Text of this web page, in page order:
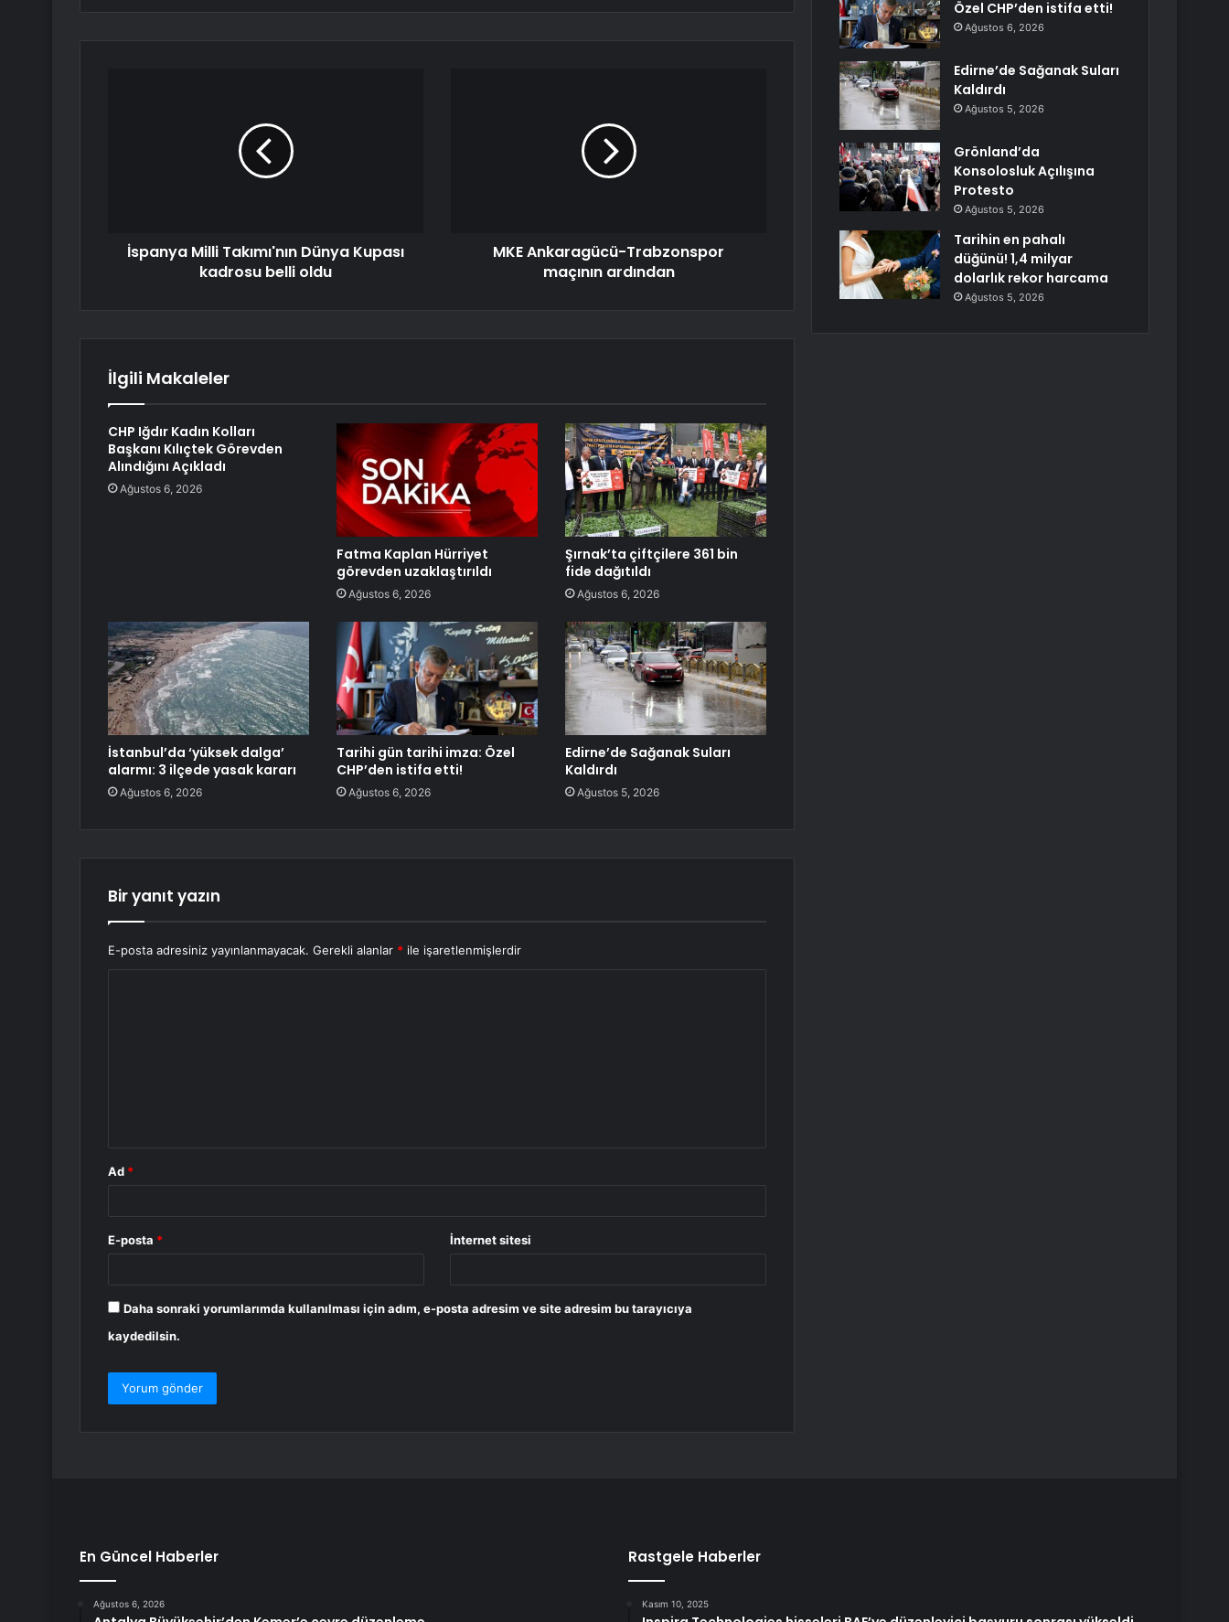
İspanya Milli Takımı'nın Dünya Kupası
kadrosu belli oldu
MKE Ankaragücü-Trabzonspor
maçının ardından
İlgili Makaleler
CHP Iğdır Kadın Kolları
Başkanı Kılıçtek Görevden
Alındığını Açıkladı
Ağustos 6, 2026
Fatma Kaplan Hürriyet
görevden uzaklaştırıldı
Ağustos 6, 2026
Şırnak’ta çiftçilere 361 bin
fide dağıtıldı
Ağustos 6, 2026
İstanbul’da ‘yüksek dalga’
alarmı: 3 ilçede yasak kararı
Ağustos 6, 2026
Tarihi gün tarihi imza: Özel
CHP’den istifa etti!
Ağustos 6, 2026
Edirne’de Sağanak Suları
Kaldırdı
Ağustos 5, 2026
Bir yanıt yazın
E-posta adresiniz yayınlanmayacak. Gerekli alanlar * ile işaretlenmişlerdir
Ad *
E-posta * İnternet sitesi
Daha sonraki yorumlarımda kullanılması için adım, e-posta adresim ve site adresim bu tarayıcıya
kaydedilsin.
Özel CHP’den istifa etti!
Ağustos 6, 2026
Edirne’de Sağanak Suları
Kaldırdı
Ağustos 5, 2026
Grönland’da
Konsolosluk Açılışına
Protesto
Ağustos 5, 2026
Tarihin en pahalı
düğünü! 1,4 milyar
dolarlık rekor harcama
Ağustos 5, 2026
En Güncel Haberler
Ağustos 6, 2026
Rastgele Haberler
Kasım 10, 2025